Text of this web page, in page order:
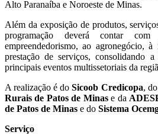
Alto Paranaíba e Noroeste de Minas.
Além da exposição de produtos,
programação deverá contar
empreendedorismo, ao agronegócio,
prestação de serviços, consolidando
principais eventos multissetoriais da
A realização é doSicoob Credicopa, do
Rurais de Patos de Minase da
de Patos de Minas e do Sistema
Serviço